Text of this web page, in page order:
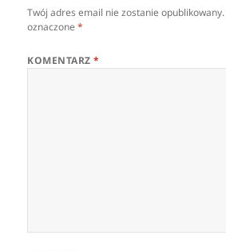
Twój adres email nie zostanie opublikowany.
oznaczone*
KOMENTARZ*